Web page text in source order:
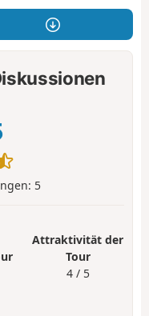
5
Attraktivität der
Tour
4 / 5